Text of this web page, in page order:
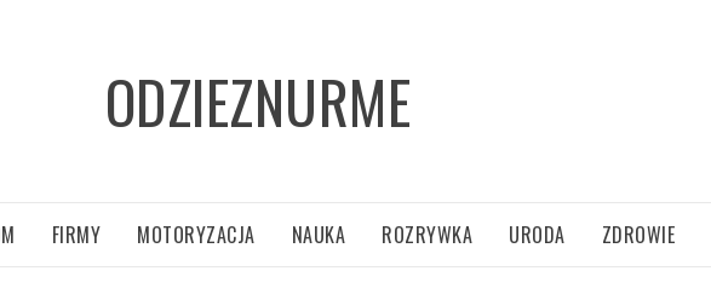
ODZIEZNURME
FIRMY MOTORYZACJA NAUKA ROZRYWKA URODA ZDROWIE